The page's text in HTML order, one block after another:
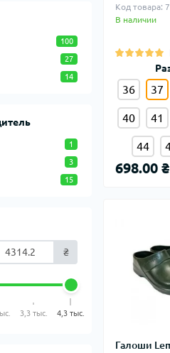
100
27
14
1
3
15
₴
3,3 тыс. 4,3 тыс.
Код товара:
В наличии
36 37
40 41
44
698.00 ₴
Галоши